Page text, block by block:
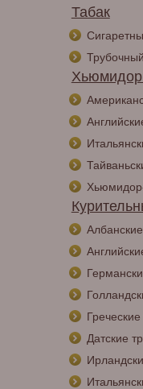
Табак
Греческие
Датские